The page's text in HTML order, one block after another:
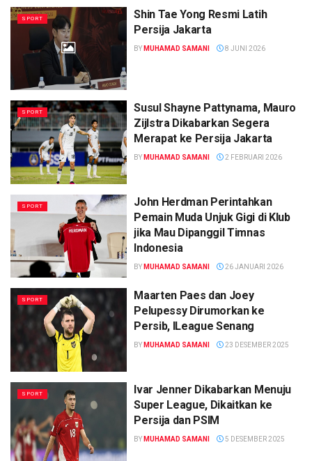
SPORT
Shin Tae Yong Resmi Latih
Persija Jakarta
BY MUHAMAD SAMANI 8 JUNI 2026
SPORT
Susul Shayne Pattynama, Mauro
Zijlstra Dikabarkan Segera
Merapat ke Persija Jakarta
BY MUHAMAD SAMANI 2 FEBRUARI 2026
SPORT
John Herdman Perintahkan
Pemain Muda Unjuk Gigi di Klub
jika Mau Dipanggil Timnas
Indonesia
BY MUHAMAD SAMANI 26 JANUARI 2026
SPORT
Maarten Paes dan Joey
Pelupessy Dirumorkan ke
Persib, ILeague Senang
BY MUHAMAD SAMANI 23 DESEMBER 2025
SPORT
Ivar Jenner Dikabarkan Menuju
Super League, Dikaitkan ke
Persija dan PSIM
BY MUHAMAD SAMANI 5 DESEMBER 2025